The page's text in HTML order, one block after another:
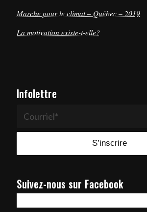
Marche pour le climat – Québec – 2019
La motivation existe-t-elle?
Infolettre
Suivez-nous sur Facebook